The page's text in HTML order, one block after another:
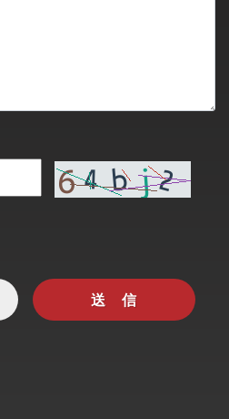
送 信